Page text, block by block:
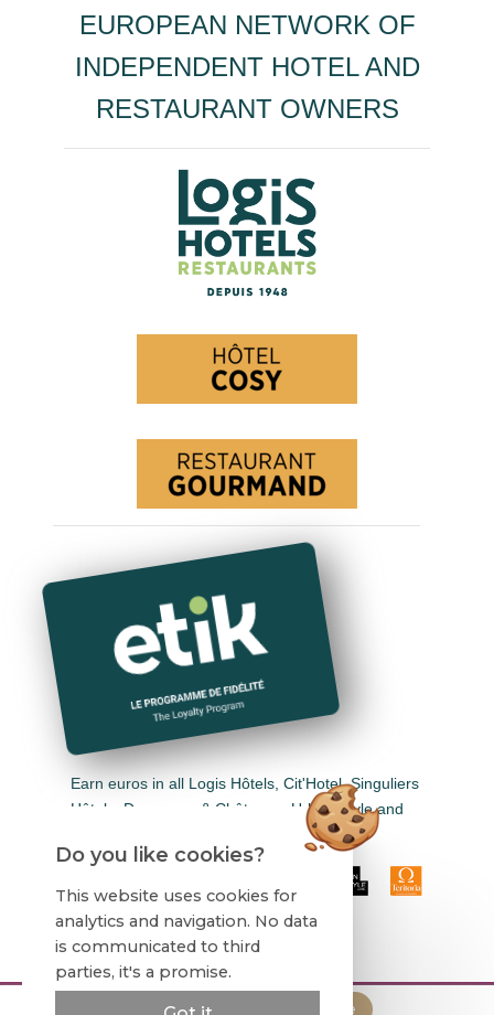
EUROPEAN NETWORK OF
INDEPENDENT HOTEL AND
RESTAURANT OWNERS
Earn euros in all Logis Hôtels, Cit'Hotel, Singuliers
Hôtels, Demeures & Châteaux, Urban Style and
Reserve
Official site
Do you like cookies?
This website uses cookies for
analytics and navigation. No data
is communicated to third
parties, it's a promise.